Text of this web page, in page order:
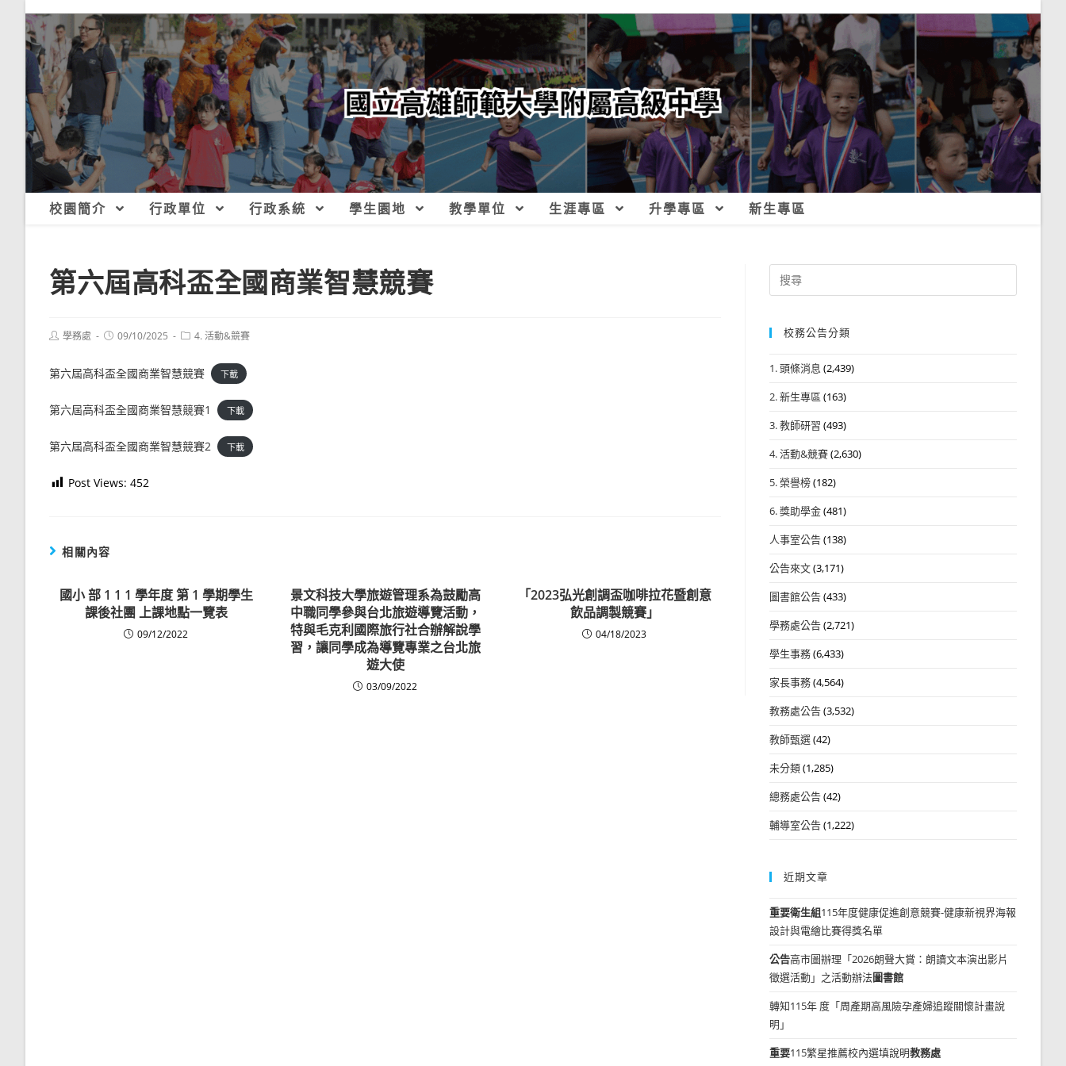
校園簡介 行政單位 行政系統 學生園地 教學單位 生涯專區 升學專區 新生專區
第六屆高科盃全國商業智慧競賽
Post學務處
Post09/10/2025
Post4. 活動&競賽
第六屆高科盃全國商業智慧競賽 下載
第六屆高科盃全國商業智慧競賽1 下載
第六屆高科盃全國商業智慧競賽2 下載
Post Views: 452
相關內容
國小 部 1 1 1 學年度 第 1 學期學生
課後社團 上課地點一覽表
09/12/2022
景文科技大學旅遊管理系為鼓勵高
中職同學參與台北旅遊導覽活動，
特與毛克利國際旅行社合辦解說學
習，讓同學成為導覽專業之台北旅
遊大使
03/09/2022
「2023弘光創調盃咖啡拉花暨創意
飲品調製競賽」
04/18/2023
Search
for:
校務公告分類
1. 頭條消息 (2,439)
2. 新生專區 (163)
3. 教師研習 (493)
4. 活動&競賽(2,630)
5. 榮譽榜(182)
6. 獎助學金(481)
人事室公告(138)
公告來文(3,171)
圖書館公告(433)
學務處公告(2,721)
學生事務(6,433)
家長事務(4,564)
教務處公告(3,532)
教師甄選(42)
未分類(1,285)
總務處公告(42)
輔導室公告(1,222)
近期文章
重要衛生組115年度健康促進創意競賽-健康新視界海報
設計與電繪比賽得獎名單
公告高市圖辦理「2026朗聲大賞：朗讀文本演出影片
徵選活動」之活動辦法圖書館
轉知115年 度「周產期高風險孕產婦追蹤關懷計畫說
明」
重要115繁星推薦校內選填說明教務處